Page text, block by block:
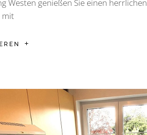
Westen genießen Sie einen herrlichen
mit